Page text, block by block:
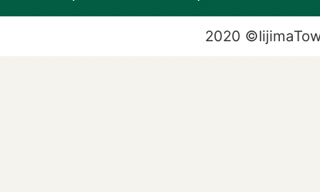
2020